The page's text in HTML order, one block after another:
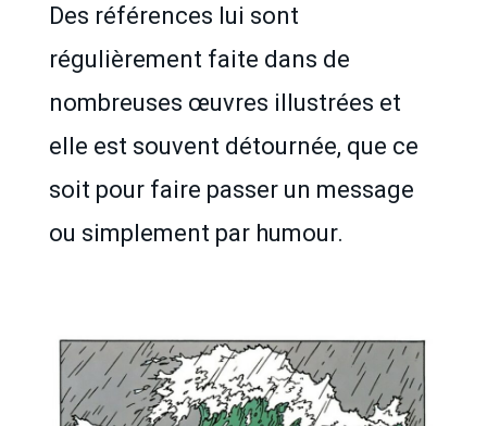
Des références lui sont
régulièrement faite dans de
nombreuses œuvres illustrées et
elle est souvent détournée, que ce
soit pour faire passer un message
ou simplement par humour.